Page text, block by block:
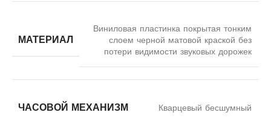
МАТЕРИАЛ
Виниловая пластинка покрытая тонким
слоем черной матовой краской без
потери видимости звуковых дорожек
ЧАСОВОЙ МЕХАНИЗМ Кварцевый бесшумный